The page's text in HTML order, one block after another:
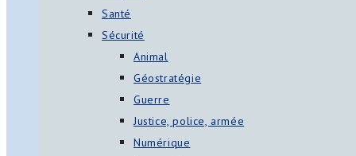
Santé
Sécurité
Animal
Géostratégie
Guerre
Justice, police, armée
Numérique